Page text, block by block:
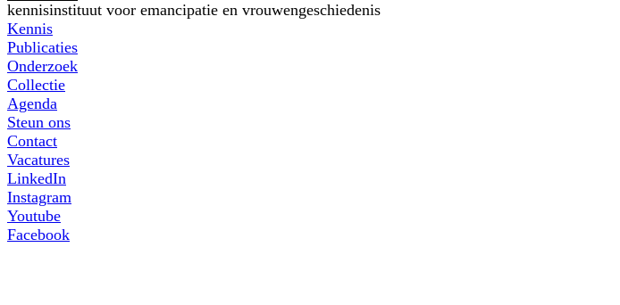
kennisinstituut voor emancipatie en vrouwengeschiedenis
Kennis
Publicaties
Onderzoek
Collectie
Agenda
Steun ons
Contact
Vacatures
LinkedIn
Instagram
Youtube
Facebook